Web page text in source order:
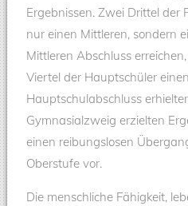
Ergebnissen. Zwei Drittel der
nur einen Mittleren, sondern
Mittleren Abschluss
Viertel der Hauptschüler
Hauptschulabschluss
Gymnasialzweig erzielten
einen reibungslosen
Oberstufe vor.
Die menschliche Fähigkeit,